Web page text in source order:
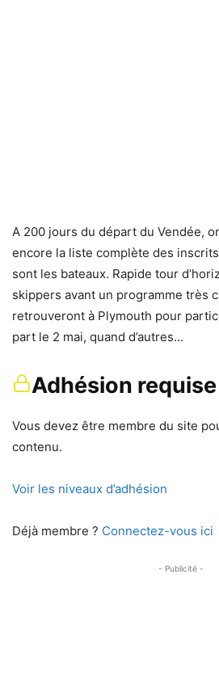
A 200 jours du départ du Vendée,
encore la liste complète des
sont les bateaux. Rapide tour
skippers avant un programme très
retrouveront à Plymouth pour
part le 2 mai, quand d’autres…
Adhésion requise
Vous devez être membre du site
contenu.
Voir les niveaux d’adhésion
Déjà membre ? Connectez-vous ici
- Publicité -